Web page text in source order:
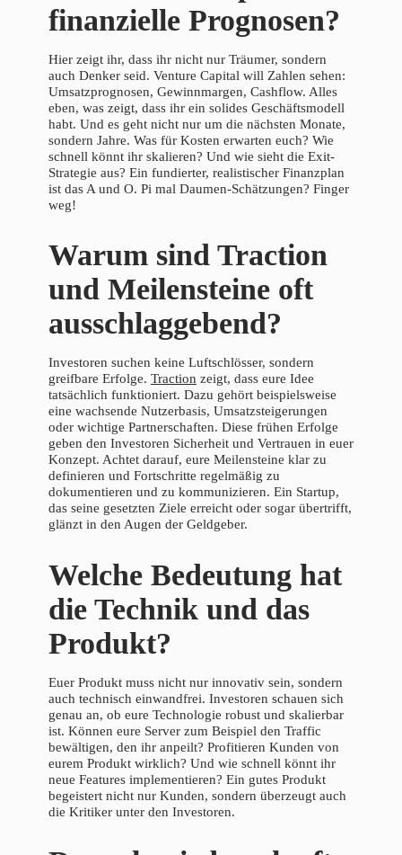
finanzielle Prognosen?
Hier zeigt ihr, dass ihr nicht nur Träumer, sondern
auch Denker seid. Venture Capital will Zahlen sehen:
Umsatzprognosen, Gewinnmargen, Cashflow. Alles
eben, was zeigt, dass ihr ein solides Geschäftsmodell
habt. Und es geht nicht nur um die nächsten Monate,
sondern Jahre. Was für Kosten erwarten euch? Wie
schnell könnt ihr skalieren? Und wie sieht die Exit-
Strategie aus? Ein fundierter, realistischer Finanzplan
ist das A und O. Pi mal Daumen-Schätzungen? Finger
weg!
Warum sind Traction
und Meilensteine oft
ausschlaggebend?
Investoren suchen keine Luftschlösser, sondern
greifbare Erfolge. Traction zeigt, dass eure Idee
tatsächlich funktioniert. Dazu gehört beispielsweise
eine wachsende Nutzerbasis, Umsatzsteigerungen
oder wichtige Partnerschaften. Diese frühen Erfolge
geben den Investoren Sicherheit und Vertrauen in euer
Konzept. Achtet darauf, eure Meilensteine klar zu
definieren und Fortschritte regelmäßig zu
dokumentieren und zu kommunizieren. Ein Startup,
das seine gesetzten Ziele erreicht oder sogar übertrifft,
glänzt in den Augen der Geldgeber.
Welche Bedeutung hat
die Technik und das
Produkt?
Euer Produkt muss nicht nur innovativ sein, sondern
auch technisch einwandfrei. Investoren schauen sich
genau an, ob eure Technologie robust und skalierbar
ist. Können eure Server zum Beispiel den Traffic
bewältigen, den ihr anpeilt? Profitieren Kunden von
eurem Produkt wirklich? Und wie schnell könnt ihr
neue Features implementieren? Ein gutes Produkt
begeistert nicht nur Kunden, sondern überzeugt auch
die Kritiker unter den Investoren.